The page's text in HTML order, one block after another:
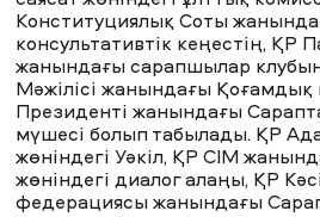
Конституциялық Соты
консультативтік кеңестің, ҚР
жанындағы сарапшылар
Мәжілісі жанындағы
Президенті жанындағы
мүшесі болып табылады. ҚР
жөніндегі Уәкіл, ҚР СІМ
жөніндегі диалог алаңы, ҚР
федерациясы жанындағы